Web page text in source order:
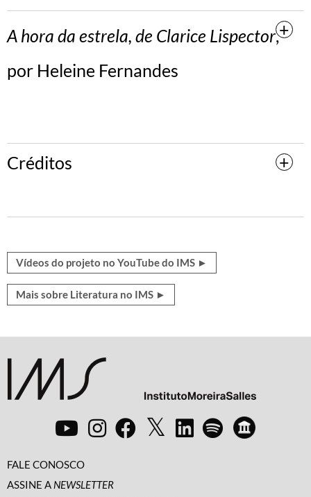
A hora da estrela, de Clarice Lispector,
por Heleine Fernandes
Créditos
Vídeos do projeto no YouTube do IMS ►
Mais sobre Literatura no IMS ►
FALE CONOSCO
ASSINE A NEWSLETTER